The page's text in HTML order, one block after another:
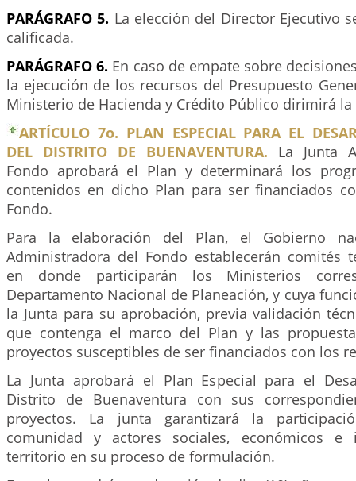
PARÁGRAFO 5. La elección del Director Ejecutivo
calificada.
PARÁGRAFO 6. En caso de empate sobre
la ejecución de los recursos del Presupuesto
Ministerio de Hacienda y Crédito Público dirimirá
ARTÍCULO 7o. PLAN ESPECIAL PARA EL
DEL DISTRITO DE BUENAVENTURA. La Junta
Fondo aprobará el Plan y determinará los
contenidos en dicho Plan para ser financiados
Fondo.
Para la elaboración del Plan, el Gobierno
Administradora del Fondo establecerán comités
en donde participarán los Ministerios
Departamento Nacional de Planeación, y cuya
la Junta para su aprobación, previa validación
que contenga el marco del Plan y las
proyectos susceptibles de ser financiados con los
La Junta aprobará el Plan Especial para el
Distrito de Buenaventura con sus
proyectos. La junta garantizará la
comunidad y actores sociales, económicos e
territorio en su proceso de formulación.